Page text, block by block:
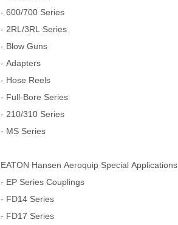
- 600/700 Series
- 2RL/3RL Series
- Blow Guns
- Adapters
- Hose Reels
- Full-Bore Series
- 210/310 Series
- MS Series
EATON Hansen Aeroquip Special Applications
- EP Series Couplings
- FD14 Series
- FD17 Series